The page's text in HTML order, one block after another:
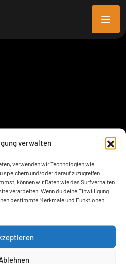
verwalten
verwenden wir Technologien wie
speichern und/oder darauf zuzugreifen.
können wir Daten wie das Surfverhalten
verarbeiten. Wenn du deine Einwilligung
bestimmte Merkmale und Funktionen
Ablehnen